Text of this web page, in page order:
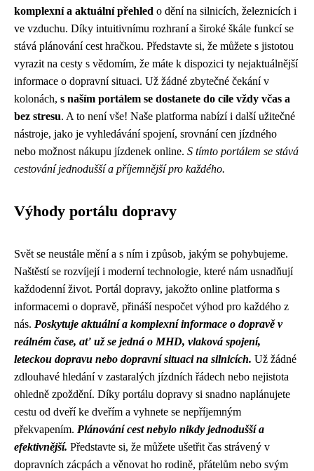
komplexní a aktuální přehled o dění na silnicích, železnicích i
ve vzduchu. Díky intuitivnímu rozhraní a široké škále funkcí se
stává plánování cest hračkou. Představte si, že můžete s jistotou
vyrazit na cesty s vědomím, že máte k dispozici ty nejaktuálnější
informace o dopravní situaci. Už žádné zbytečné čekání v
kolonách, s naším portálem se dostanete do cíle vždy včas a
bez stresu. A to není vše! Naše platforma nabízí i další užitečné
nástroje, jako je vyhledávání spojení, srovnání cen jízdného
nebo možnost nákupu jízdenek online. S tímto portálem se stává
cestování jednodušší a příjemnější pro každého.
Výhody portálu dopravy
Svět se neustále mění a s ním i způsob, jakým se pohybujeme.
Naštěstí se rozvíjejí i moderní technologie, které nám usnadňují
každodenní život. Portál dopravy, jakožto online platforma s
informacemi o dopravě, přináší nespočet výhod pro každého z
nás. Poskytuje aktuální a komplexní informace o dopravě v
reálném čase, ať už se jedná o MHD, vlaková spojení,
leteckou dopravu nebo dopravní situaci na silnicích. Už žádné
zdlouhavé hledání v zastaralých jízdních řádech nebo nejistota
ohledně zpoždění. Díky portálu dopravy si snadno naplánujete
cestu od dveří ke dveřím a vyhnete se nepříjemným
překvapením. Plánování cest nebylo nikdy jednodušší a
efektivnější. Představte si, že můžete ušetřit čas strávený v
dopravních zácpách a věnovat ho rodině, přátelům nebo svým